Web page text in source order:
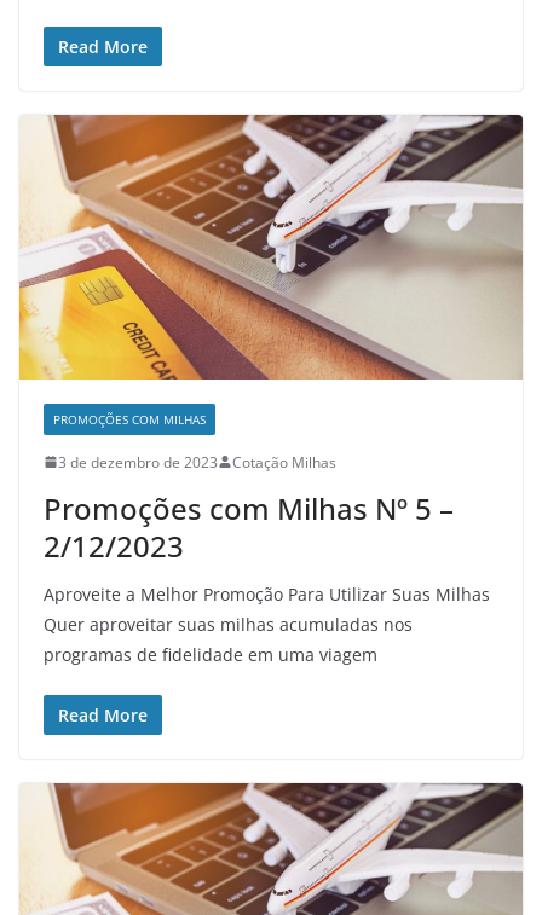
Read More
PROMOÇÕES COM MILHAS
3 de dezembro de 2023 Cotação Milhas
Promoções com Milhas Nº 5 –
2/12/2023
Aproveite a Melhor Promoção Para Utilizar Suas Milhas
Quer aproveitar suas milhas acumuladas nos
programas de fidelidade em uma viagem
Read More